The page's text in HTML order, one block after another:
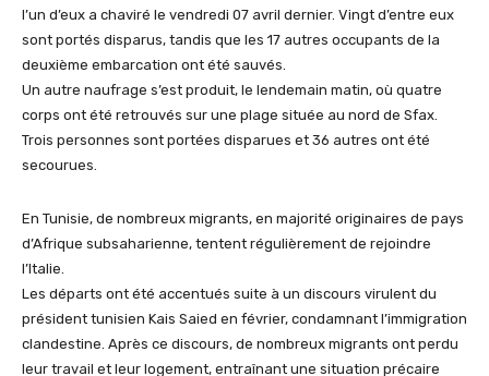
l’un d’eux a chaviré le vendredi 07 avril dernier. Vingt d’entre eux
sont portés disparus, tandis que les 17 autres occupants de la
deuxième embarcation ont été sauvés.
Un autre naufrage s’est produit, le lendemain matin, où quatre
corps ont été retrouvés sur une plage située au nord de Sfax.
Trois personnes sont portées disparues et 36 autres ont été
secourues.
En Tunisie, de nombreux migrants, en majorité originaires de pays
d’Afrique subsaharienne, tentent régulièrement de rejoindre
l’Italie.
Les départs ont été accentués suite à un discours virulent du
président tunisien Kais Saied en février, condamnant l’immigration
clandestine. Après ce discours, de nombreux migrants ont perdu
leur travail et leur logement, entraînant une situation précaire